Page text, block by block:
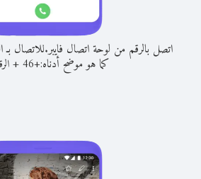
اتصل بالرقم من لوحة اتصال فايبر.للاتصال
كما هو موضح أدناه:+
46
+